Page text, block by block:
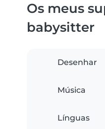
Os meus
babysitter
Desenhar
Música
Línguas